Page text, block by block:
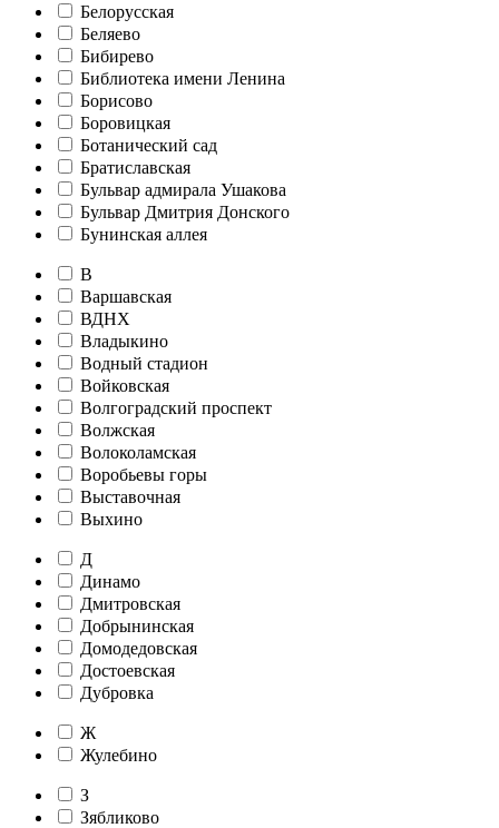
Белорусская
Беляево
Бибирево
Библиотека имени Ленина
Борисово
Боровицкая
Ботанический сад
Братиславская
Бульвар адмирала Ушакова
Бульвар Дмитрия Донского
Бунинская аллея
В
Варшавская
ВДНХ
Владыкино
Водный стадион
Войковская
Волгоградский проспект
Волжская
Волоколамская
Воробьевы горы
Выставочная
Выхино
Д
Динамо
Дмитровская
Добрынинская
Домодедовская
Достоевская
Дубровка
Ж
Жулебино
З
Зябликово